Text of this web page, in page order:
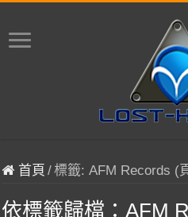
首頁 /標籤:AFM Records (
依標籤歸檔：AFM